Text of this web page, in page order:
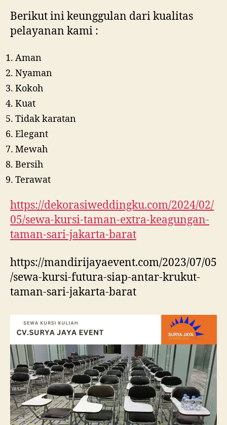
Berikut ini keunggulan dari kualitas
pelayanan kami :
Aman
Nyaman
Kokoh
Kuat
Tidak karatan
Elegant
Mewah
Bersih
Terawat
https://dekorasiweddingku.com/2024/02/
05/sewa-kursi-taman-extra-keagungan-
taman-sari-jakarta-barat
https://mandirijayaevent.com/2023/07/05
/sewa-kursi-futura-siap-antar-krukut-
taman-sari-jakarta-barat